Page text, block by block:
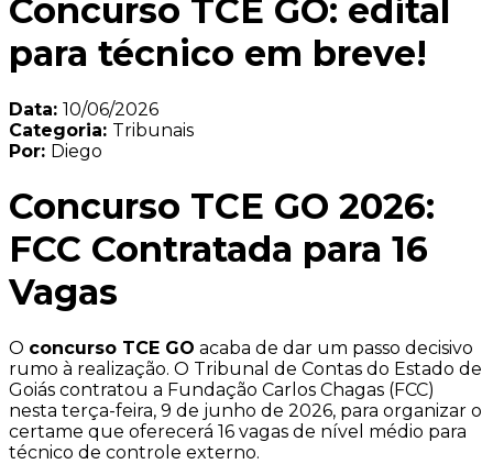
Concurso TCE GO: edital
para técnico em breve!
Data: 10/06/2026
Categoria: Tribunais
Por: Diego
Concurso TCE GO 2026:
FCC Contratada para 16
Vagas
O concurso TCE GO acaba de dar um passo decisivo
rumo à realização. O Tribunal de Contas do Estado de
Goiás contratou a Fundação Carlos Chagas (FCC)
nesta terça-feira, 9 de junho de 2026, para organizar o
certame que oferecerá 16 vagas de nível médio para
técnico de controle externo.